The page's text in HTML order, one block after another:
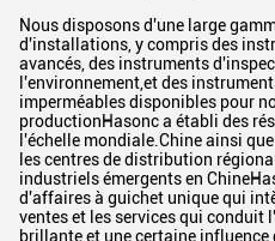
Nous disposons d'une large
d'installations, y compris des
avancés, des instruments
l'environnement,et des
imperméables disponibles pour
productionHasonc a établi des
l'échelle mondiale.Chine ainsi
les centres de distribution
industriels émergents en
d'affaires à guichet unique qui
ventes et les services qui conduit
brillante et une certaine